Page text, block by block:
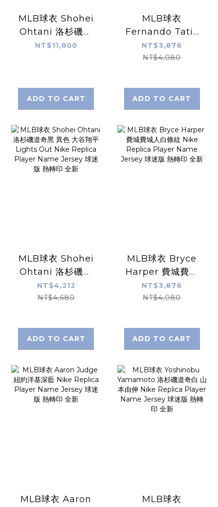
MLB球衣 Shohei
Ohtani 洛杉磯道
奇白 大谷翔平
NT$11,800
ADD TO CART
MLB球衣
Fernando Tatis
Jr. 聖地牙哥教士白
條紋 Nike
迷版 熱轉印 全新
NT$3,876
NT$4,080
ADD TO CART
MLB球衣 Shohei
Ohtani 洛杉磯道
奇黑 異色 大谷翔平
Lights Out Nike
迷版 熱轉印 全新
NT$4,212
NT$4,680
ADD TO CART
MLB球衣 Bryce
Harper 費城費城
人白條紋 Nike
Replica Player
NT$3,876
NT$4,080
ADD TO CART
MLB球衣 Aaron MLB球衣